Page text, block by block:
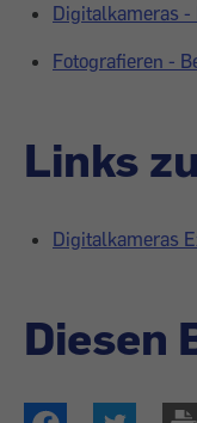
Digitalkameras
Fotografieren -
Links
Digitalkameras
Diesen